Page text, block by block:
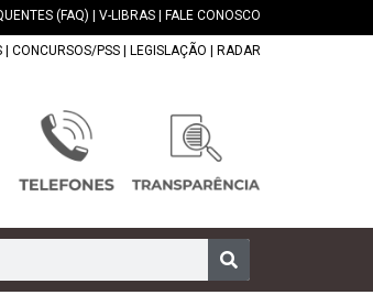
(FAQ) V-LIBRAS FALE CONOSCO
CONCURSOS/PSS LEGISLAÇÃO RADAR